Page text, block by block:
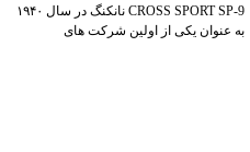
CROSS SPORT SP-9 نانکنگ در سال ۱۹۴۰
به عنوان یکی از اولین شرکت های